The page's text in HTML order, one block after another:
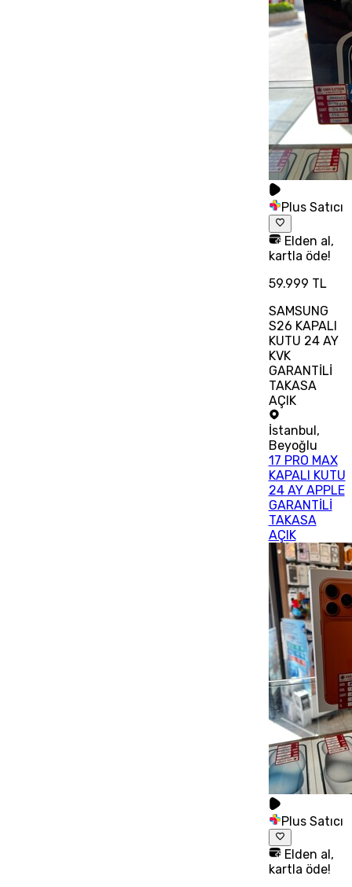
Plus Satıcı
Elden al,
kartla öde!
59.999 TL
SAMSUNG
S26 KAPALI
KUTU 24 AY
KVK
GARANTİLİ
TAKASA
AÇIK
İstanbul,
Beyoğlu
17 PRO MAX
KAPALI KUTU
24 AY APPLE
GARANTİLİ
TAKASA
AÇIK
Plus Satıcı
Elden al,
kartla öde!